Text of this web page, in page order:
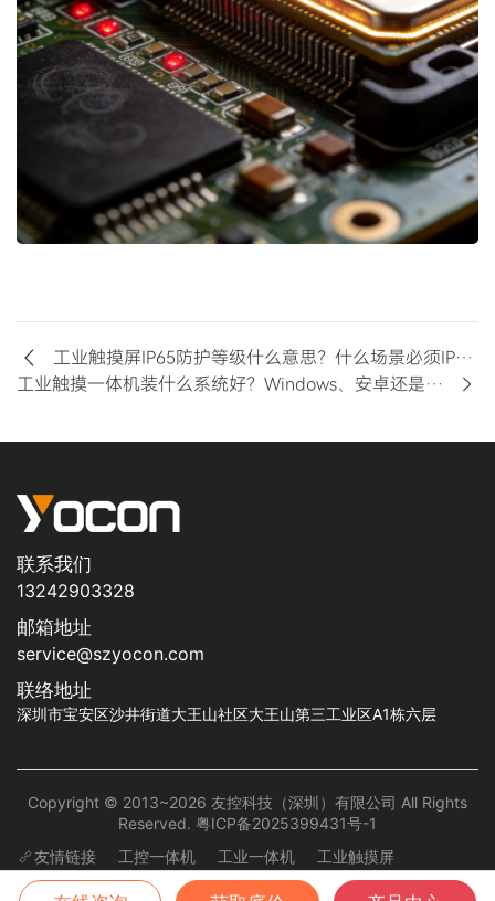
工业触摸屏IP65防护等级什么意思？什么场景必须IP65？
工业触摸一体机装什么系统好？Windows、安卓还是国产系统？
联系我们
13242903328
邮箱地址
service@szyocon.com
联络地址
深圳市宝安区沙井街道大王山社区大王山第三工业区A1栋六层
Copyright © 2013~2026 友控科技（深圳）有限公司 All Rights
Reserved. 粤ICP备2025399431号-1
友情链接
工控一体机 工业一体机
工业触摸屏
工业显示器
工业平板电脑 工业触摸一体机 工业控制一体机